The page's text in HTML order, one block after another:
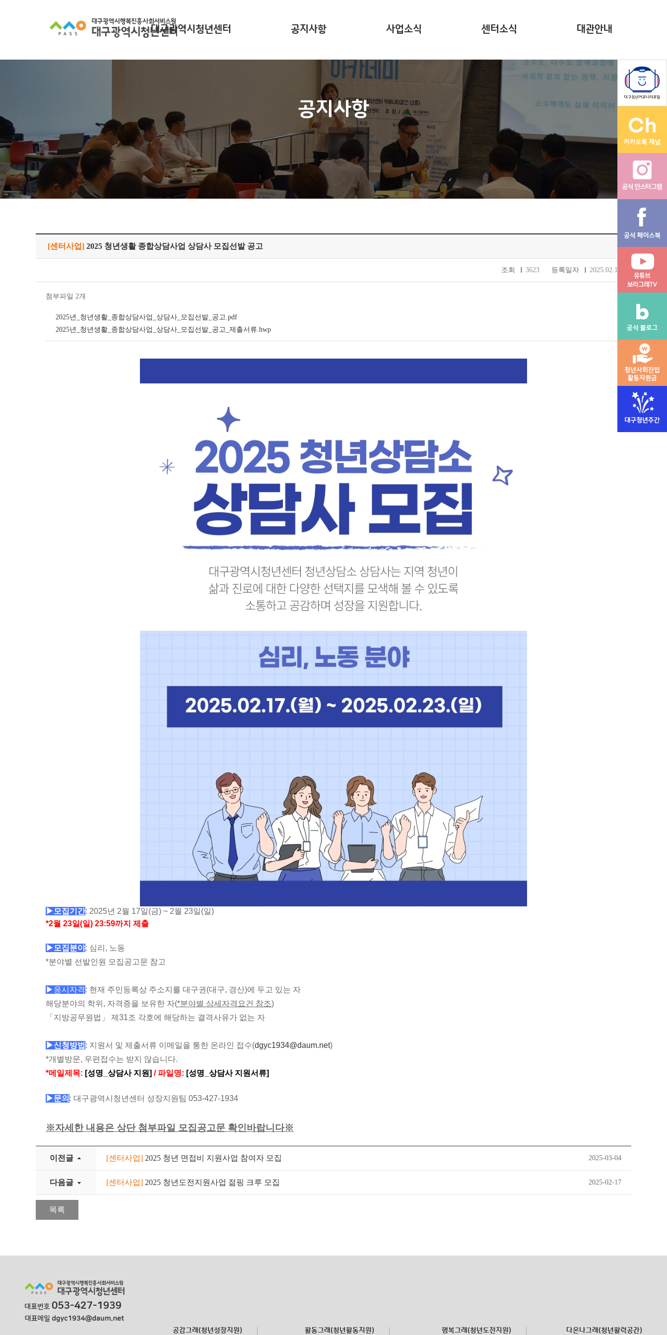
대구광역시청년센터 공지사항 사업소식 센터소식
자료집
영상
뉴스레터(~2023)
계약현황 공시
대관안내
공지사항
[센터사업] 2025 청년생활 종합상담사업 상담사 모집선발 공고
조회 3623 등록일자 2025.02.17
첨부파일 2개
2025년_청년생활_종합상담사업_상담사_모집선발_공고.pdf
2025년_청년생활_종합상담사업_상담사_모집선발_공고_제출서류.hwp
▶모집기간: 2025년 2월 17일(금) ~ 2월 23일(일)
*2월 23일(일) 23:59까지 제출
▶모집분야: 심리, 노동
*분야별 선발인원 모집공고문 참고
▶응시자격: 현재 주민등록상 주소지를 대구권(대구, 경산)에 두고 있는 자
해당분야의 학위, 자격증을 보유한 자(*분야별 상세자격요건 참조)
「지방공무원법」 제31조 각호에 해당하는 결격사유가 없는 자
▶신청방법 : 지원서 및 제출서류 이메일을 통한 온라인 접수(dgyc1934@daum.net)
*개별방문, 우편접수는 받지 않습니다.
*메일제목: [성명_상담사 지원] / 파일명: [성명_상담사 지원서류]
▶문의 : 대구광역시청년센터 성장지원팀 053-427-1934
※자세한 내용은 상단 첨부파일 모집공고문 확인바랍니다※
이전글 [센터사업] 2025 청년 면접비 지원사업 참여자 모집 2025-03-04
다음글 [센터사업] 2025 청년도전지원사업 젊핑 크루 모집 2025-02-17
목록
공감그래(청년성장지원) 활동그래(청년활동지원) 행복그래(청년도전지원) 다온나그래(청년활력공간)